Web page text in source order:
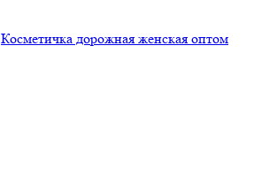
Косметичка дорожная женская оптом